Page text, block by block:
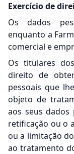
Exercício de
Os dados
enquanto a
comercial e
Os titulares
direito de
pessoais que
objeto de
aos seus
retificação ou o
ou a limitação
ao tratamento